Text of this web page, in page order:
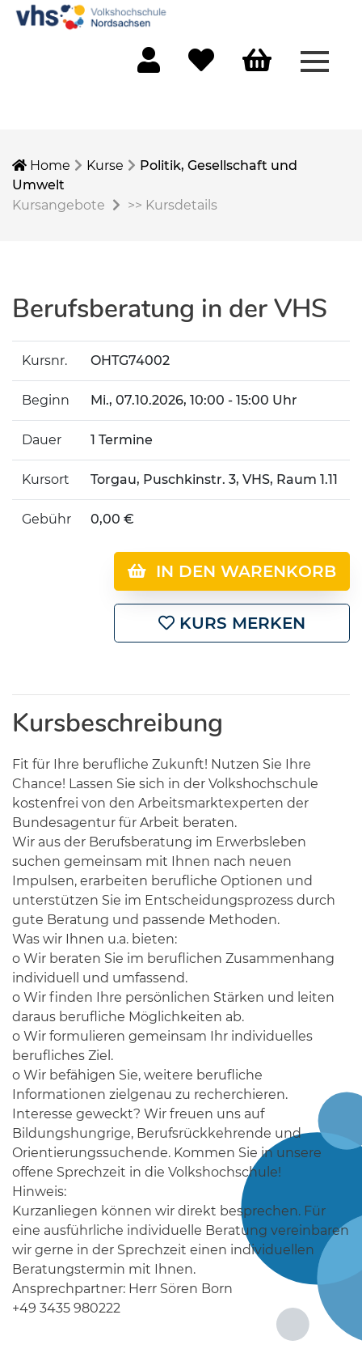
Home Kurse
Politik, Gesellschaft und
Umwelt
Kursangebote
>> Kursdetails
Berufsberatung in der VHS
Kursnr. OHTG74002
Beginn Mi., 07.10.2026, 10:00 - 15:00 Uhr
Dauer 1 Termine
Kursort Torgau, Puschkinstr. 3, VHS, Raum 1.11
Gebühr 0,00 €
IN DEN WARENKORB
KURS MERKEN
Kursbeschreibung
Fit für Ihre berufliche Zukunft! Nutzen Sie Ihre
Chance! Lassen Sie sich in der Volkshochschule
kostenfrei von den Arbeitsmarktexperten der
Bundesagentur für Arbeit beraten.
Wir aus der Berufsberatung im Erwerbsleben
suchen gemeinsam mit Ihnen nach neuen
Impulsen, erarbeiten berufliche Optionen und
unterstützen Sie im Entscheidungsprozess durch
gute Beratung und passende Methoden.
Was wir Ihnen u.a. bieten:
o Wir beraten Sie im beruflichen Zusammenhang
individuell und umfassend.
o Wir finden Ihre persönlichen Stärken und leiten
daraus berufliche Möglichkeiten ab.
o Wir formulieren gemeinsam Ihr individuelles
berufliches Ziel.
o Wir befähigen Sie, weitere berufliche
Informationen zielgenau zu recherchieren.
Interesse geweckt? Wir freuen uns auf
Bildungshungrige, Berufsrückkehrende und
Orientierungssuchende. Kommen Sie in unsere
offene Sprechzeit in die Volkshochschule!
Hinweis:
Kurzanliegen können wir direkt besprechen. Für
eine ausführliche individuelle Beratung vereinbaren
wir gerne in der Sprechzeit einen individuellen
Beratungstermin mit Ihnen.
Ansprechpartner: Herr Sören Born
+49 3435 980222